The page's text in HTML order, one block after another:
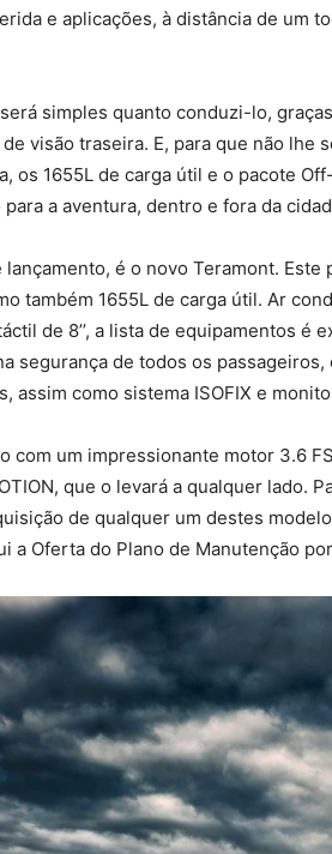
e aplicações, à distância de um
simples quanto conduzi-lo,
visão traseira. E, para que não lhe
os 1655L de carga útil e o pacote
a aventura, dentro e fora da
é o novo Teramont. Este
também 1655L de carga útil. Ar
de 8’’, a lista de equipamentos é
segurança de todos os
assim como sistema ISOFIX e
com um impressionante motor 3.6
que o levará a qualquer lado.
de qualquer um destes
a Oferta do Plano de Manutenção